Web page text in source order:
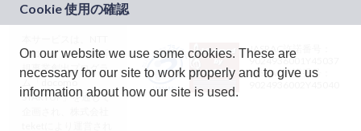
ドコモグループの新
規事業創出プログラ
ム「docomo
STARTUP」を通じて
JASRAC許諾番号：
9024936001Y45037
JASRAC許諾番号：
On our website we use some cookies. These are
necessary for our site to work properly and to give us
information about how our site is used.